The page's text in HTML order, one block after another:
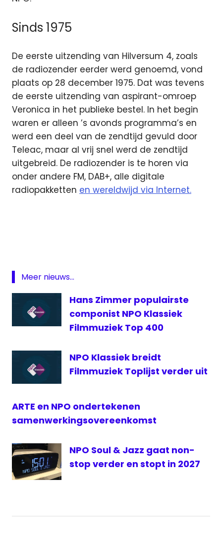
Sinds 1975
De eerste uitzending van Hilversum 4, zoals
de radiozender eerder werd genoemd, vond
plaats op 28 december 1975. Dat was tevens
de eerste uitzending van aspirant-omroep
Veronica in het publieke bestel. In het begin
waren er alleen ’s avonds programma’s en
werd een deel van de zendtijd gevuld door
Teleac, maar al vrij snel werd de zendtijd
uitgebreid. De radiozender is te horen via
onder andere FM, DAB+, alle digitale
radiopakketten en wereldwijd via Internet.
Meer nieuws...
Hans Zimmer populairste
componist NPO Klassiek
Filmmuziek Top 400
NPO Klassiek breidt
Filmmuziek Toplijst verder uit
ARTE en NPO ondertekenen
samenwerkingsovereenkomst
NPO Soul & Jazz gaat non-
stop verder en stopt in 2027